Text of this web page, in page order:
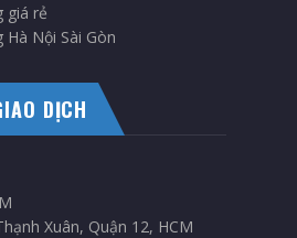
giá rẻ
Hà Nội Sài Gòn
DỊCH
Xuân, Quận 12, HCM